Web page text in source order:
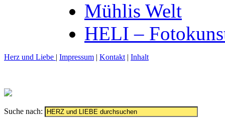
Mühlis Welt
HELI –
Herz und Liebe | Impressum | Kontakt | Inhalt
Suche nach: